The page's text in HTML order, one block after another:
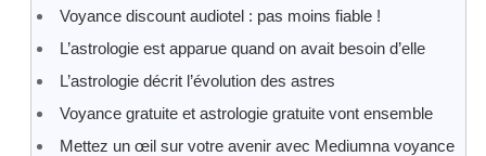
Voyance discount audiotel : pas moins fiable !
L’astrologie est apparue quand on avait besoin d’elle
L’astrologie décrit l’évolution des astres
Voyance gratuite et astrologie gratuite vont ensemble
Mettez un œil sur votre avenir avec Mediumna voyance